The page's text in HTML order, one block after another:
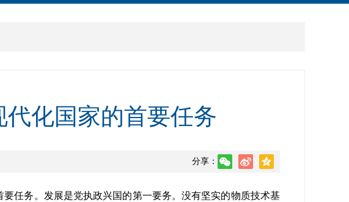
化国家的首要任务
分享：
任务。发展是党执政兴国的第一要务。没有坚实的物质技术基